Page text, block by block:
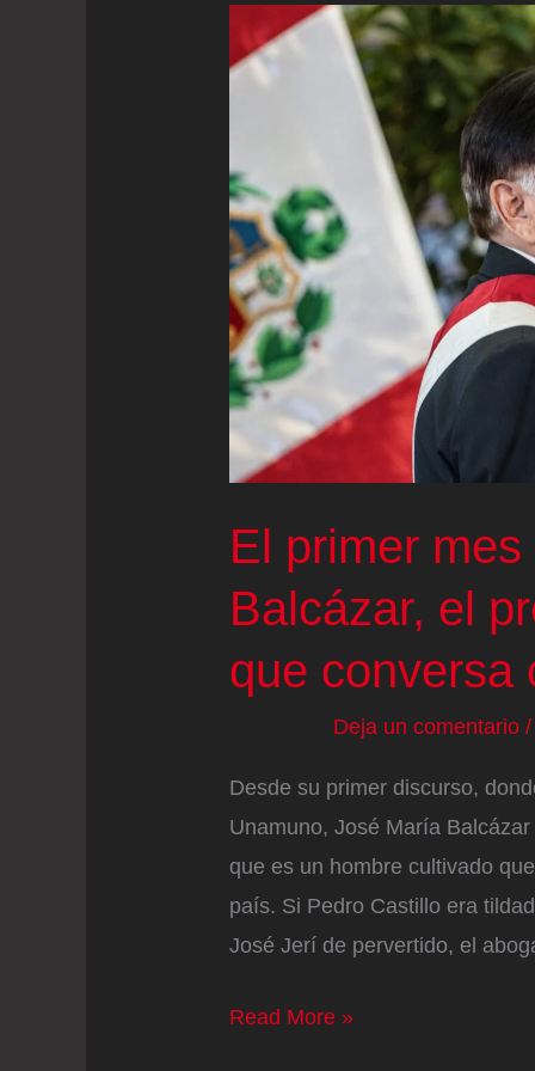
El primer
Balcázar, el
que conversa
Deja un comentario /
Desde su primer discurso,
Unamuno, José María
que es un hombre cultivado
país. Si Pedro Castillo era
José Jerí de pervertido, el
El
Read More »